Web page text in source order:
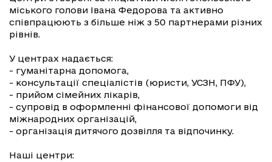
міського голови Івана Федорова та активно
співпрацюють з більше ніж з 50 партнерами різних
рівнів.
У центрах надається:
- гуманітарна допомога,
- консультації спеціалістів (юристи, УСЗН, ПФУ),
- прийом сімейних лікарів,
- супровід в оформленні фінансової допомоги від
міжнародних організацій,
- організація дитячого дозвілля та відпочинку.
Наші центри: